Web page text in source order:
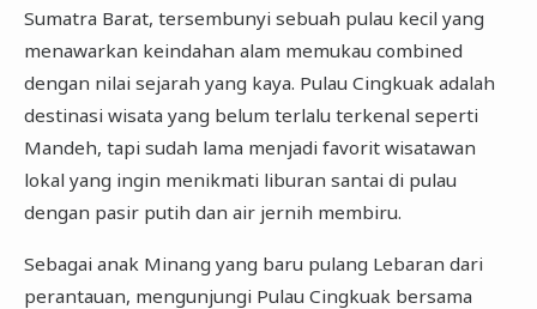
Sumatra Barat, tersembunyi sebuah pulau kecil yang
menawarkan keindahan alam memukau combined
dengan nilai sejarah yang kaya. Pulau Cingkuak adalah
destinasi wisata yang belum terlalu terkenal seperti
Mandeh, tapi sudah lama menjadi favorit wisatawan
lokal yang ingin menikmati liburan santai di pulau
dengan pasir putih dan air jernih membiru.
Sebagai anak Minang yang baru pulang Lebaran dari
perantauan, mengunjungi Pulau Cingkuak bersama